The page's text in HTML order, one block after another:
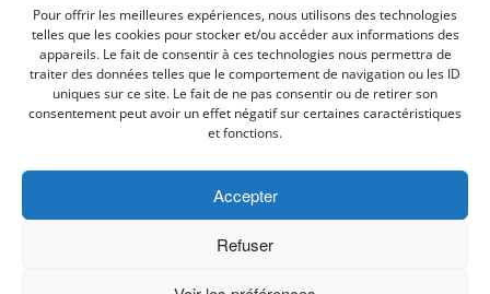
Pour offrir les meilleures expériences, nous utilisons des technologies
telles que les cookies pour stocker et/ou accéder aux informations des
appareils. Le fait de consentir à ces technologies nous permettra de
traiter des données telles que le comportement de navigation ou les ID
uniques sur ce site. Le fait de ne pas consentir ou de retirer son
consentement peut avoir un effet négatif sur certaines caractéristiques
et fonctions.
Accepter
Refuser
PLAN D’ACCES